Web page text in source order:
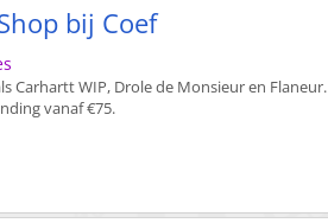
bij Coef
Carhartt WIP, Drole de Monsieur en Flaneur.
vanaf €75.